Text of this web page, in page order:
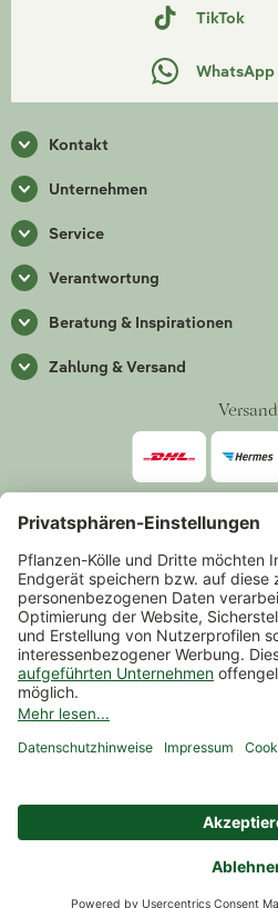
TikTok
Kontakt
Unternehmen
Service
Verantwortung
Beratung & Inspirationen
Zahlung & Versand
Versand
Zahlarten
*Alle Preise inkl. gesetzlicher
Mindestbestellwert 14,90 €,
Events.
Widerrufsrecht
Nutzungsbedingungen
Cookie-